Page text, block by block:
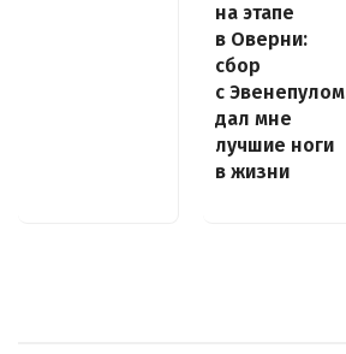
на этапе
в Оверни:
сбор
с Эвенепулом
дал мне
лучшие ноги
в жизни